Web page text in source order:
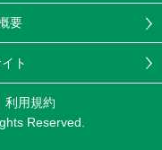
要
ト
利用規約
Reserved.